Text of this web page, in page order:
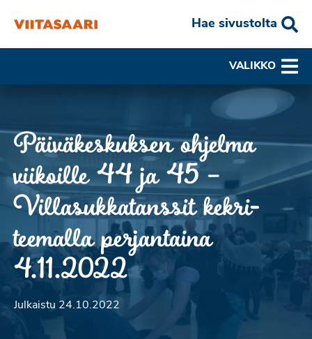
Hae sivustolta
VALIKKO
Päiväkeskuksen ohjelma
viikoille 44 ja 45 –
Villasukkatanssit kekri-
teemalla perjantaina
4.11.2022
Julkaistu 24.10.2022